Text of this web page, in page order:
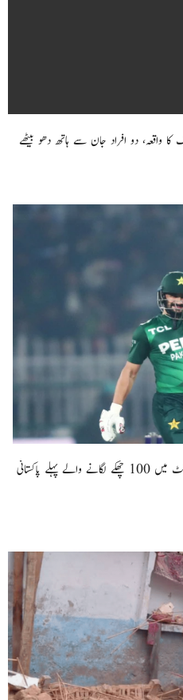
واقعہ، دو افراد جان سے ہاتھ دھو بیٹھے
صاحبزادہ فرحان ایک سال میں ٹی ٹوئنٹی کرکٹ میں 100 چھکے لگانے والے پہلے پاکستانی